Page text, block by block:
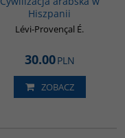
Hiszpanii
Lévi-Provençal É.
30.00PLN
ZOBACZ